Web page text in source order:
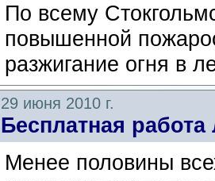
По всему
повышенной
разжигание огня в
29 июня 2010 г.
Бесплатная
Менее половины